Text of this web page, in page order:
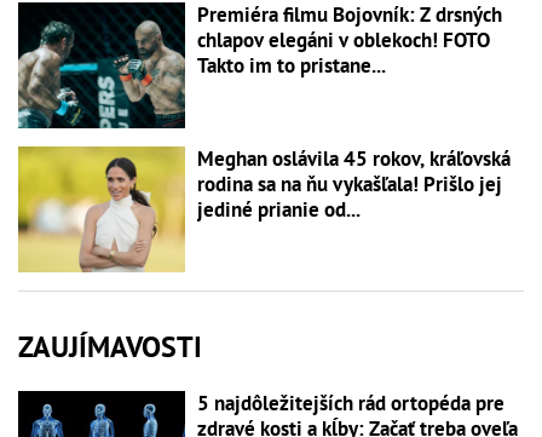
Premiéra filmu Bojovník: Z drsných
chlapov elegáni v oblekoch! FOTO
Takto im to pristane...
Meghan oslávila 45 rokov, kráľovská
rodina sa na ňu vykašľala! Prišlo jej
jediné prianie od...
ZAUJÍMAVOSTI
5 najdôležitejších rád ortopéda pre
zdravé kosti a kĺby: Začať treba oveľa